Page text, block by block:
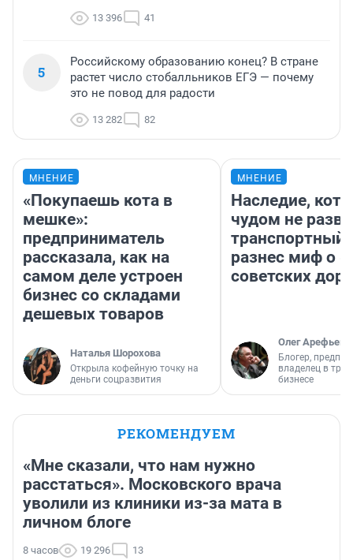
13 396 41
5
Российскому образованию конец? В стране
растет число стобалльников ЕГЭ — почему
это не повод для радости
13 282 82
МНЕНИЕ
«Покупаешь кота в
мешке»:
предприниматель
рассказала, как на
самом деле устроен
бизнес со складами
дешевых товаров
Наталья Шорохова
Открыла кофейную точку на
деньги соцразвития
МНЕНИЕ
Наследие,
чудом не
транспортный
разнес миф о
советских
Олег Арефьев
Блогер,
владелец в
бизнесе
РЕКОМЕНДУЕМ
«Мне сказали, что нам нужно
расстаться». Московского врача
уволили из клиники из-за мата в
личном блоге
8 часов 19 296 13